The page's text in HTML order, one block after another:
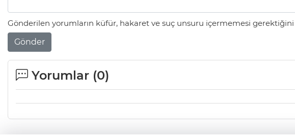
Gönderilen yorumların küfür, hakaret ve suç unsuru içermemesi gerektiğini
Gönder
Yorumlar (0)